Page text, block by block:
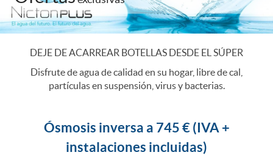
m
DEJE DE ACARREAR BOTELLAS DESDE EL SÚPER
Disfrute de agua de calidad en su hogar, libre de cal,
partículas en suspensión, virus y bacterias.
Ósmosis inversa a 745 € (IVA +
instalaciones incluidas)